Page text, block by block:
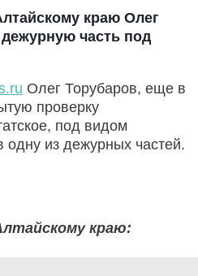
краю Олег
часть под
Олег Торубаров, еще в
проверку
под видом
одну из дежурных частей.
краю: